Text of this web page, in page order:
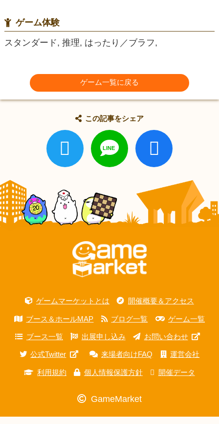
ゲーム体験
スタンダード, 推理, はったり／ブラフ,
ゲーム一覧に戻る
この記事をシェア
ゲームマーケットとは 開催概要＆アクセス
ブース＆ホールMAP ブログ一覧 ゲーム一覧
ブース一覧 出展申し込み お問い合わせ
公式Twitter 来場者向けFAQ 運営会社
利用規約 個人情報保護方針 開催データ
GameMarket